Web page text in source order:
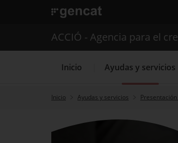
. Abrir en una nueva ventana.
ACCIÓ - Agencia para el
Inicio Ayudas y servicios
Inicio Ayudas y servicios